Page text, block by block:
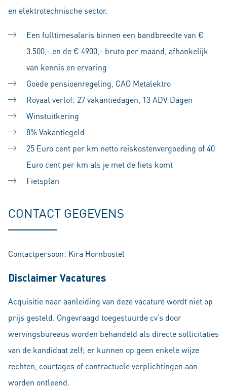
en elektrotechnische sector.
Een fulltimesalaris binnen een bandbreedte van €
3.500,- en de € 4900,- bruto per maand, afhankelijk
van kennis en ervaring
Goede pensioenregeling, CAO Metalektro
Royaal verlof: 27 vakantiedagen, 13 ADV Dagen
Winstuitkering
8% Vakantiegeld
25 Euro cent per km netto reiskostenvergoeding of 40
Euro cent per km als je met de fiets komt
Fietsplan
CONTACT GEGEVENS
Contactpersoon: Kira Hornbostel
Disclaimer Vacatures
Acquisitie naar aanleiding van deze vacature wordt niet op
prijs gesteld. Ongevraagd toegestuurde cv’s door
wervingsbureaus worden behandeld als directe sollicitaties
van de kandidaat zelf; er kunnen op geen enkele wijze
rechten, courtages of contractuele verplichtingen aan
worden ontleend.